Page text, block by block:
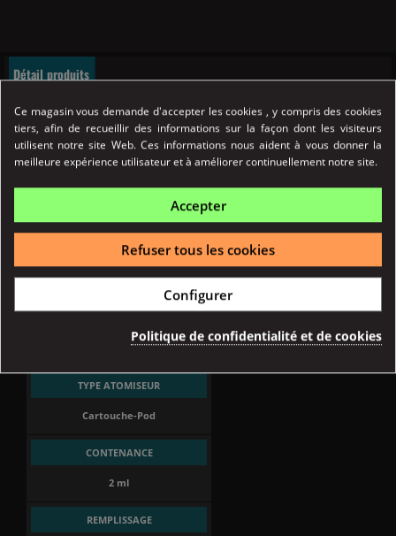
Détail produits
TYPE ATOMISEUR
Cartouche-Pod
CONTENANCE
2 ml
REMPLISSAGE
Ce magasin vous demande d'accepter les cookies , y compris des cookies
tiers, afin de recueillir des informations sur la façon dont les visiteurs
utilisent notre site Web. Ces informations nous aident à vous donner la
meilleure expérience utilisateur et à améliorer continuellement notre site.
Accepter
Refuser tous les cookies
Configurer
Politique de confidentialité et de cookies